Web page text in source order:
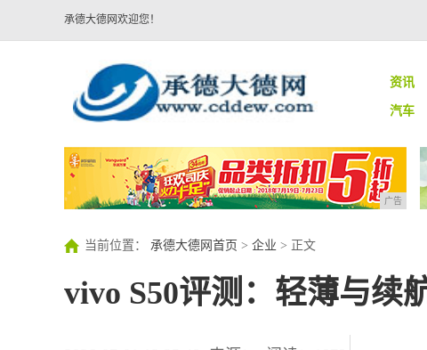
承德大德网欢迎您！
资讯
汽车
广告
当前位置： 承德大德网首页 > 企业 > 正文
vivo S50评测：轻薄与续